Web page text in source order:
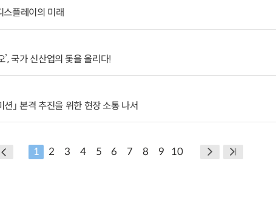
스플레이의 미래
’, 국가 신산업의 돛을 올리다!
」 본격 추진을 위한 현장 소통 나서
1 2 3 4 5 6 7 8 9 10